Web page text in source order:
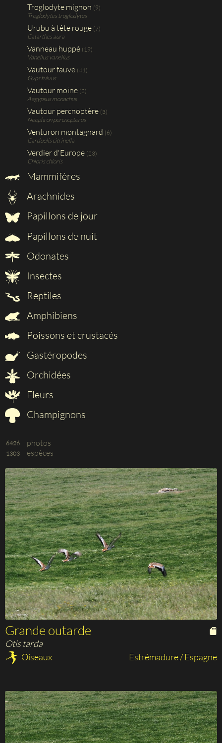
Troglodyte mignon (9)
Troglodytes troglodytes
Urubu à tête rouge (7)
Catarthes aura
Vanneau huppé (19)
Vanellus vanellus
Vautour fauve (41)
Gyps fulvus
Vautour moine (2)
Aegypsus monachus
Vautour percnoptère (3)
Neophron percnopterus
Venturon montagnard (6)
Carduelis citrinella
Verdier d'Europe (23)
Chloris chloris
Mammifères
Arachnides
Papillons de jour
Papillons de nuit
Odonates
Insectes
Reptiles
Amphibiens
Poissons et crustacés
Gastéropodes
Orchidées
Fleurs
Champignons
6426 photos
1303 espèces
Grande outarde
Otis tarda
Oiseaux
Estrémadure / Espagne